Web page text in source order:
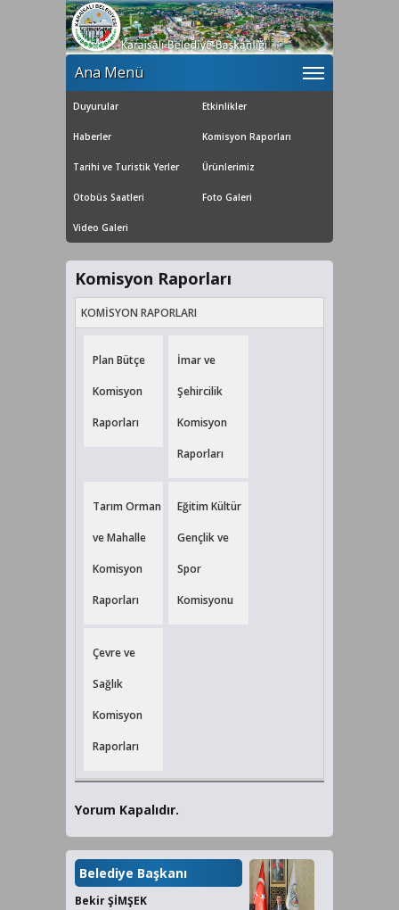
Ana Menü
Duyurular Etkinlikler
Haberler Komisyon Raporları
Tarihi ve Turistik Yerler Ürünlerimiz
Otobüs Saatleri Foto Galeri
Video Galeri
Komisyon Raporları
KOMİSYON RAPORLARI
Plan Bütçe
Komisyon
Raporları
İmar ve
Şehircilik
Komisyon
Raporları
Tarım Orman
ve Mahalle
Komisyon
Raporları
Eğitim Kültür
Gençlik ve
Spor
Komisyonu
Çevre ve
Sağlık
Komisyon
Raporları
Yorum Kapalıdır.
Belediye Başkanı
Bekir ŞİMŞEK